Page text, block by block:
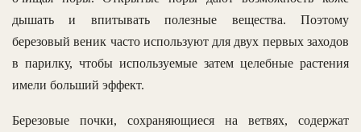
дышать и впитывать полезные вещества. Поэтому
березовый веник часто используют для двух первых заходов
в парилку, чтобы используемые затем целебные растения
имели больший эффект.
Березовые почки, сохраняющиеся на ветвях, содержат